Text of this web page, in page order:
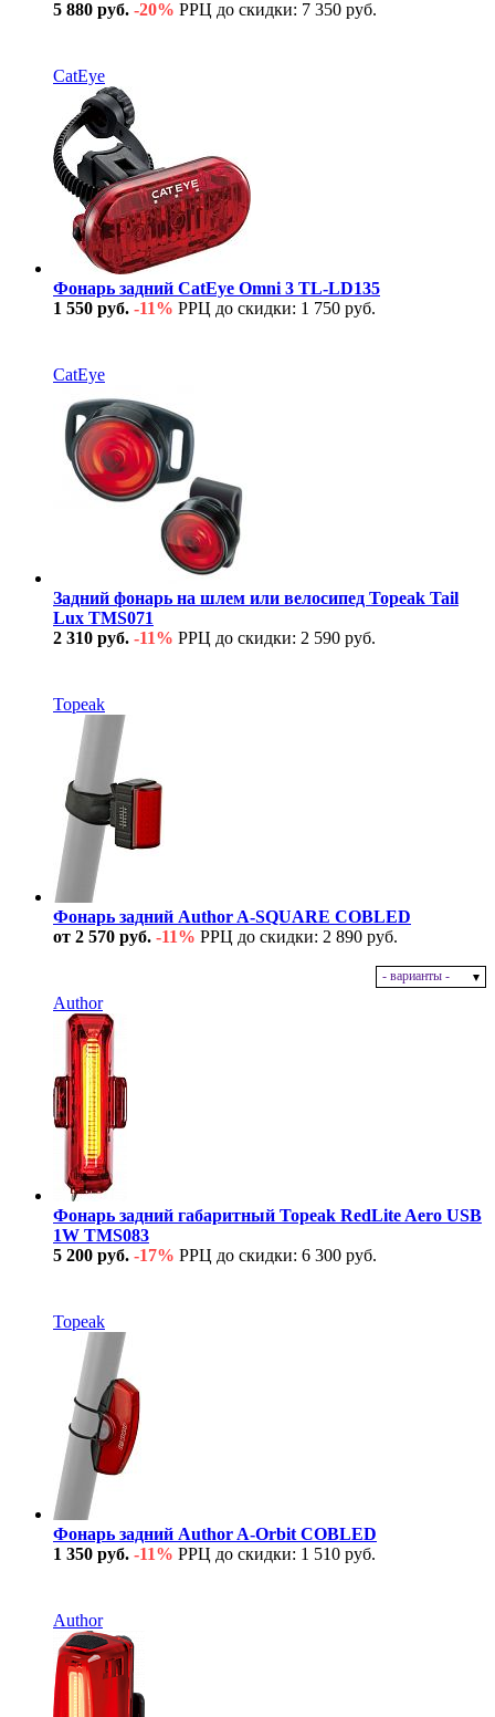
5 880 руб. -20% РРЦ до скидки: 7 350 руб.
CatEye
Фонарь задний CatEye Omni 3 TL-LD135
1 550 руб. -11% РРЦ до скидки: 1 750 руб.
CatEye
Задний фонарь на шлем или велосипед Topeak Tail
Lux TMS071
2 310 руб. -11% РРЦ до скидки: 2 590 руб.
Topeak
Фонарь задний Author A-SQUARE COBLED
от 2 570 руб. -11% РРЦ до скидки: 2 890 руб.
- варианты -
Author
Фонарь задний габаритный Topeak RedLite Aero USB
1W TMS083
5 200 руб. -17% РРЦ до скидки: 6 300 руб.
Topeak
Фонарь задний Author A-Orbit COBLED
1 350 руб. -11% РРЦ до скидки: 1 510 руб.
Author